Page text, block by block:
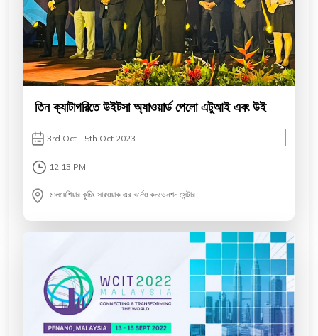
তিন ক্যাটাগরিতে উইটসা অ্যাওয়ার্ড পেলো এটুআই এবং উই
3rd Oct - 5th Oct 2023
12:13 PM
মালয়েশিয়ার কুচিং সারওয়াক এর বর্নেও কনভেনশন সেন্টার